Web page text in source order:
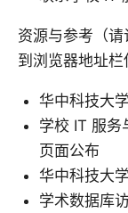
资源与参考（
到浏览器地址栏
华中科技大
学校 IT 服务
页面公布
华中科技大
学术数据库